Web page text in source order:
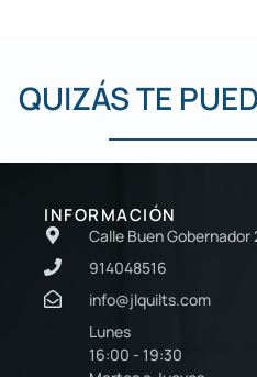
QUIZÁS TE
INFORMACIÓN
Calle Buen Gobernador
914048516
info@jlquilts.com
Lunes
16:00 - 19:30